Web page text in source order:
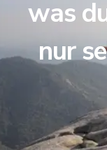
was
nur